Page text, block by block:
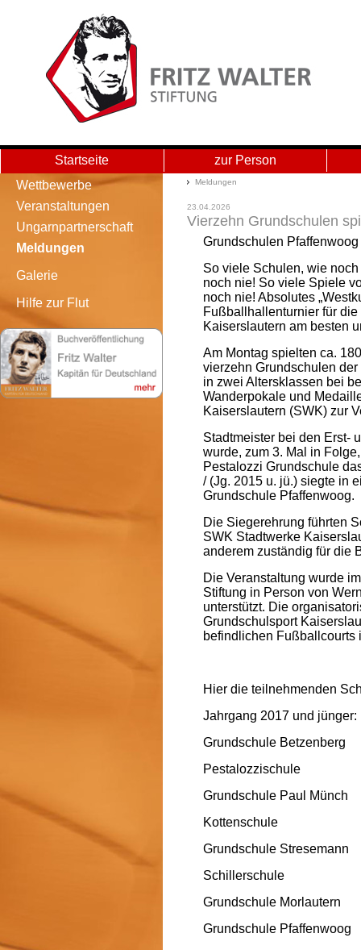
Startseite
zur Person
Meldungen - Main Storage
Wettbewerbe
Veranstaltungen
Ungarnpartnerschaft
Meldungen
Galerie
Hilfe zur Flut
Meldungen
23.04.2026
Vierzehn Grundschulen
Grundschulen
So viele Schulen, wie
noch nie! So viele Spiele
noch nie! Absolutes
Fußballhallenturnier für
Kaiserslautern am besten
Am Montag spielten ca.
vierzehn Grundschulen
in zwei Altersklassen bei
Wanderpokale und
Kaiserslautern (SWK) zur
Stadtmeister bei den Erst-
wurde, zum 3. Mal in
Pestalozzi Grundschule
/ (Jg. 2015 u. jü.) siegte in
Grundschule Pfaffenwoog.
Die Siegerehrung führten
SWK Stadtwerke
anderem zuständig für die
Die Veranstaltung wurde
Stiftung in Person von
unterstützt. Die
Grundschulsport
befindlichen Fußballcourts
Hier die teilnehmenden
Jahrgang 2017 und jünger:
Grundschule Betzenberg
Pestalozzischule
Grundschule Paul Münch
Kottenschule
Grundschule Stresemann
Schillerschule
Grundschule Morlautern
Grundschule Pfaffenwoog